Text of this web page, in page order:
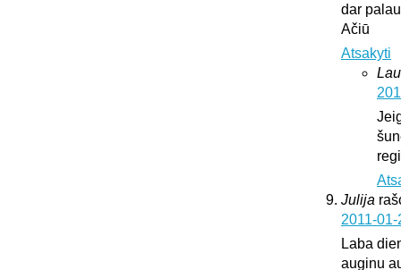
dar
Ačiū
Atsakyti
Julija
2011-
Laba
auginu